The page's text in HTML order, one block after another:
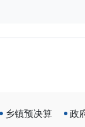
乡镇预决算 政